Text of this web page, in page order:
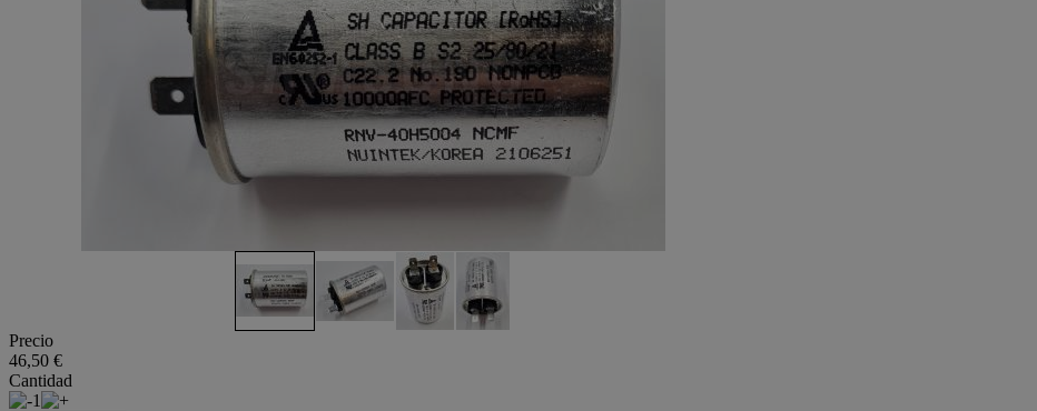
Precio
46,50 €
Cantidad
1